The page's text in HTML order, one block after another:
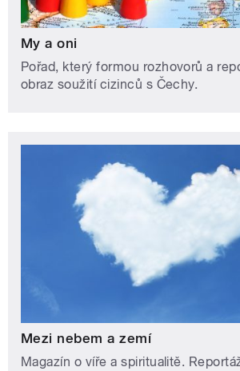
My a oni
Pořad, který formou rozhovorů a
obraz soužití cizinců s Čechy.
Mezi nebem a zemí
Magazín o víře a spiritualitě.